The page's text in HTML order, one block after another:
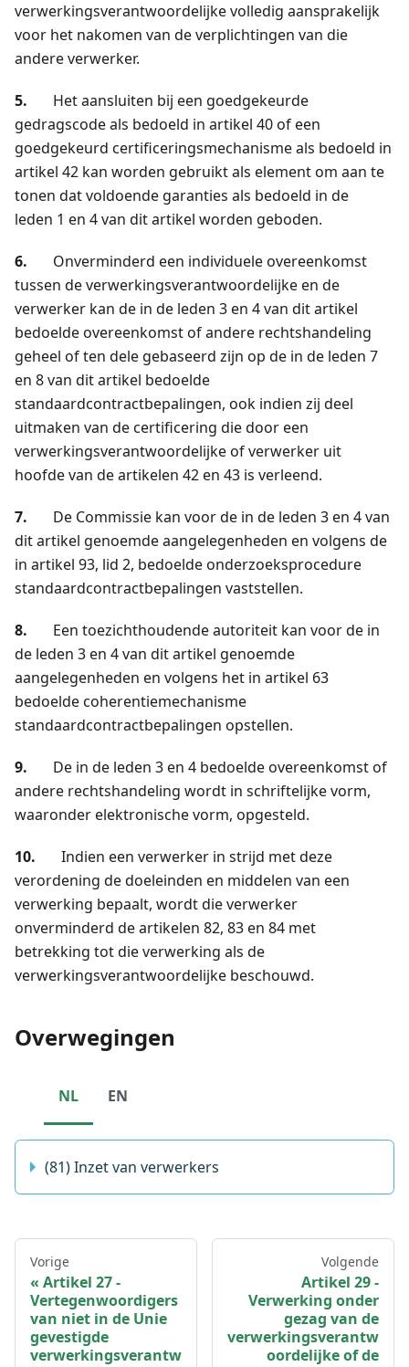
verwerkingsverantwoordelijke volledig aansprakelijk
voor het nakomen van de verplichtingen van die
andere verwerker.
5.
Het aansluiten bij een goedgekeurde
gedragscode als bedoeld in artikel 40 of een
goedgekeurd certificeringsmechanisme als bedoeld in
artikel 42 kan worden gebruikt als element om aan te
tonen dat voldoende garanties als bedoeld in de
leden 1 en 4 van dit artikel worden geboden.
6.
Onverminderd een individuele overeenkomst
tussen de verwerkingsverantwoordelijke en de
verwerker kan de in de leden 3 en 4 van dit artikel
bedoelde overeenkomst of andere rechtshandeling
geheel of ten dele gebaseerd zijn op de in de leden 7
en 8 van dit artikel bedoelde
standaardcontractbepalingen, ook indien zij deel
uitmaken van de certificering die door een
verwerkingsverantwoordelijke of verwerker uit
hoofde van de artikelen 42 en 43 is verleend.
7.
De Commissie kan voor de in de leden 3 en 4 van
dit artikel genoemde aangelegenheden en volgens de
in artikel 93, lid 2, bedoelde onderzoeksprocedure
standaardcontractbepalingen vaststellen.
8.
Een toezichthoudende autoriteit kan voor de in
de leden 3 en 4 van dit artikel genoemde
aangelegenheden en volgens het in artikel 63
bedoelde coherentiemechanisme
standaardcontractbepalingen opstellen.
9.
De in de leden 3 en 4 bedoelde overeenkomst of
andere rechtshandeling wordt in schriftelijke vorm,
waaronder elektronische vorm, opgesteld.
10.
Indien een verwerker in strijd met deze
verordening de doeleinden en middelen van een
verwerking bepaalt, wordt die verwerker
onverminderd de artikelen 82, 83 en 84 met
betrekking tot die verwerking als de
verwerkingsverantwoordelijke beschouwd.
Overwegingen
NL EN
(81) Inzet van verwerkers
Vorige
Artikel 27 -
Vertegenwoordigers
van niet in de Unie
gevestigde
verwerkingsverantw
Volgende
Artikel 29 -
Verwerking onder
gezag van de
verwerkingsverantw
oordelijke of de